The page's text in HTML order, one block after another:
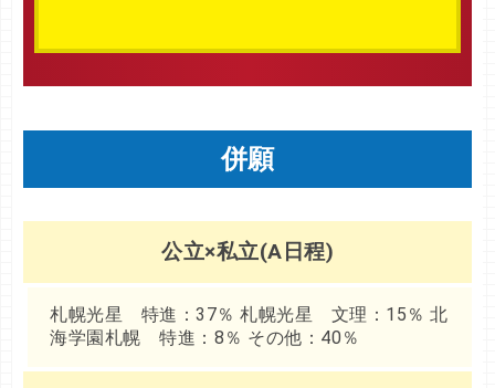
併願
公立×私立(A日程)
札幌光星 特進：37％ 札幌光星 文理：15％ 北
海学園札幌 特進：8％ その他：40％